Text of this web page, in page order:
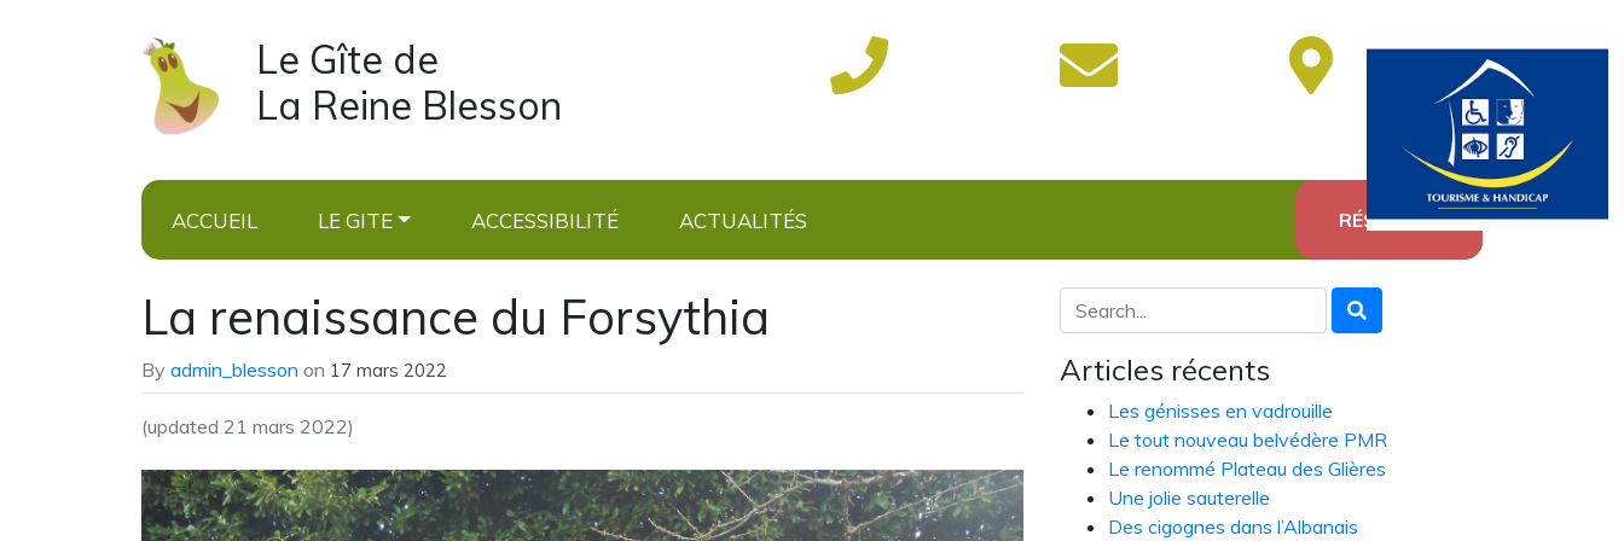
Le Gîte de
La Reine Blesson
ACCUEIL LE GITE ACCESSIBILITÉ ACTUALITÉS RÉSERVER
La renaissance du Forsythia
By admin_blesson on 17 mars 2022
(updated 21 mars 2022)
Articles récents
Les génisses en vadrouille
Le tout nouveau belvédère PMR
Le renommé Plateau des Glières
Une jolie sauterelle
Des cigognes dans l’Albanais